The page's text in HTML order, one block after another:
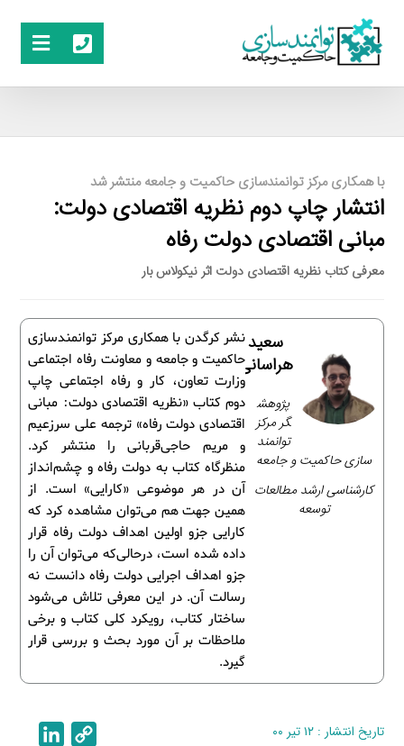
با همکاری مرکز توانمندسازی حاکمیت و جامعه منتشر شد
انتشار چاپ دوم نظریه اقتصادی دولت:
مبانی اقتصادی دولت رفاه
معرفی کتاب نظریه اقتصادی دولت اثر نیکولاس بار
نشر کرگدن با همکاری مرکز توانمندسازی
حاکمیت و جامعه و معاونت رفاه اجتماعی
وزارت تعاون، کار و رفاه اجتماعی چاپ
دوم کتاب «نظریه اقتصادی دولت: مبانی
اقتصادی دولت رفاه» ترجمه علی سرزعیم
و مریم حاجی‌قربانی را منتشر کرد.
منظرگاه کتاب به دولت رفاه و چشم‌انداز
آن در هر موضوعی «کارایی» است. از
همین جهت هم می‌توان مشاهده کرد که
کارایی جزو اولین اهداف دولت رفاه قرار
داده شده است، درحالی‌که می‌توان آن را
جزو اهداف اجرایی دولت رفاه دانست نه
رسالت آن. در این معرفی تلاش می‌شود
ساختار کتاب، رویکرد کلی کتاب و برخی
ملاحظات بر آن مورد بحث و بررسی قرار
گیرد.
سعید
هراسانی
پژوهش
گر مرکز
توانمند
سازی حاکمیت و جامعه
کارشناسی ارشد مطالعات
توسعه
تاریخ انتشار : ۱۲ تیر ۰۰